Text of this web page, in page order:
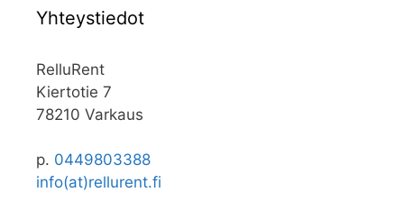
Yhteystiedot
RelluRent
Kiertotie 7
78210 Varkaus
p. 0449803388
info(at)rellurent.fi